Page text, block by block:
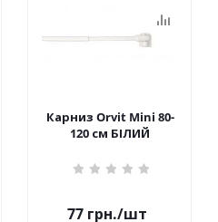
Карниз Orvit Mini 80-
120 см БІЛИЙ
77грн./шт